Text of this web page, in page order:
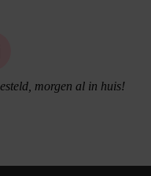
morgen al in huis!